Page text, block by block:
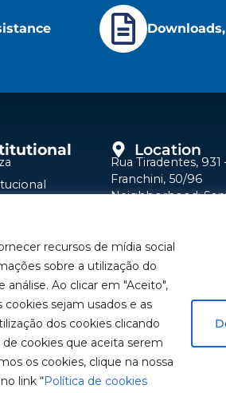
recursos de mídia social
sobre a utilização do
análise. Ao clicar em "Aceito",
sejam usados e as
dos cookies clicando
cookies que aceita serem
os cookies, clique na nossa
link “Política de cookies
a
With Us
Location
Rua Tiradentes,
Franchini, 50/96
Neighborhood:
Contact Us
(11) 2179-9966
Customer Service:
purposes only. Information